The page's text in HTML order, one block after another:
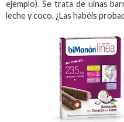
ejemplo). Se trata de uinas
leche y coco. ¿Las habéis